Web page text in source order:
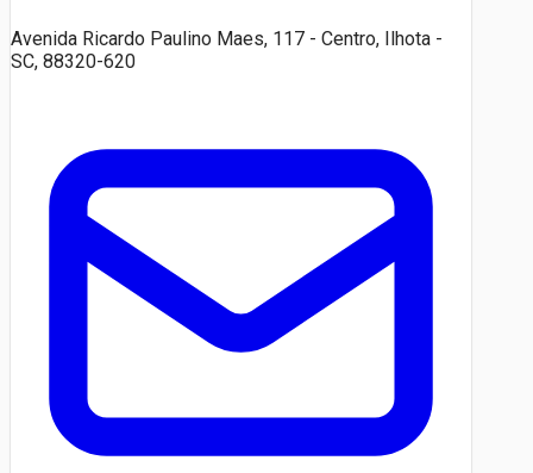
Avenida Ricardo Paulino Maes, 117 - Centro, Ilhota -
SC, 88320-620